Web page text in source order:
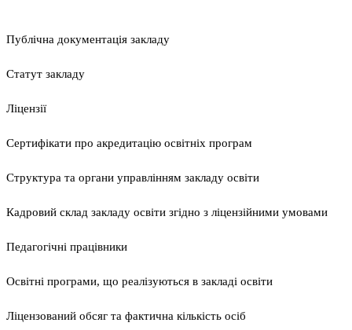
Публічна документація закладу
Статут закладу
Ліцензії
Сертифікати про акредитацію освітніх програм
Структура та органи управлінням закладу освіти
Кадровий склад закладу освіти згідно з ліцензійними умовами
Педагогічні працівники
Освітні програми, що реалізуються в закладі освіти
Ліцензований обсяг та фактична кількість осіб